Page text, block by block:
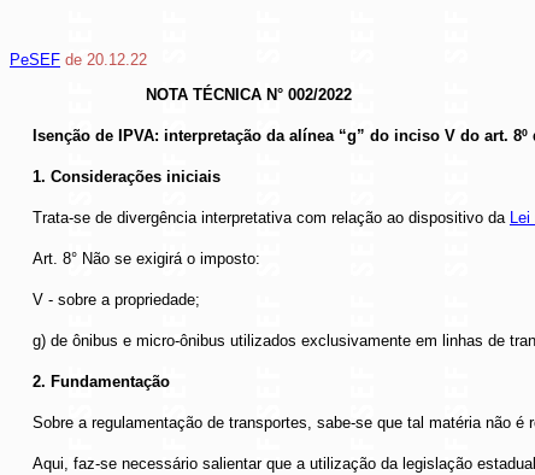
PeSEF de 20.12.22
NOTA TÉCNICA N° 002/2022
Isenção de IPVA: interpretação da alínea “g” do inciso V do art. 8º
1. Considerações iniciais
Trata-se de divergência interpretativa com relação ao dispositivo da Lei
Art. 8° Não se exigirá o imposto:
V - sobre a propriedade;
g) de ônibus e micro-ônibus utilizados exclusivamente em linhas de
2. Fundamentação
Sobre a regulamentação de transportes, sabe-se que tal matéria não
Aqui, faz-se necessário salientar que a utilização da legislação